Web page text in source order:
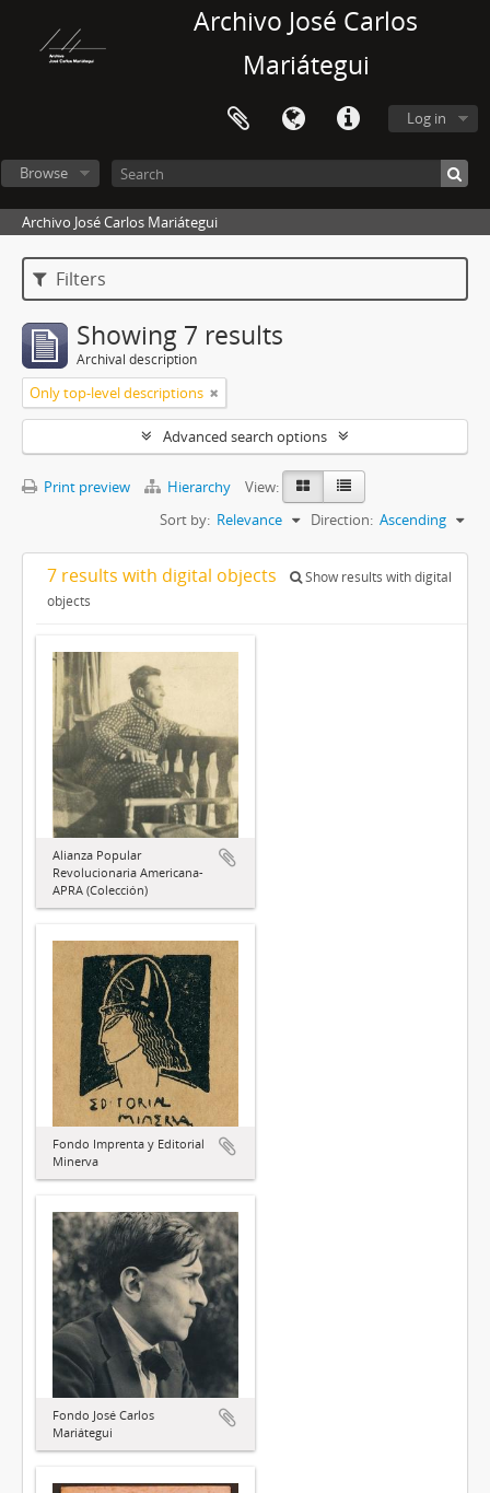
Archivo José Carlos
Mariátegui
Log in
Browse
Archivo José Carlos Mariátegui
Filters
Showing 7 results
Archival description
Only top-level descriptions
Advanced search options
Print preview Hierarchy
View:
Sort by: Relevance Direction: Ascending
7 results with digital objects
Show results with digital
objects
Alianza Popular
Revolucionaria Americana-
APRA (Colección)
Fondo Imprenta y Editorial
Minerva
Fondo José Carlos
Mariátegui